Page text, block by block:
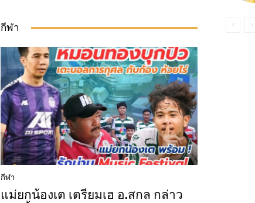
กีฬา
กีฬา
แม่ยกน้องเต เตรียมเฮ อ.สกล กล่าว